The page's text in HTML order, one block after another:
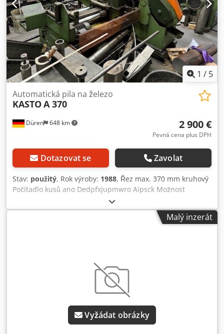
1 / 5
Düren 648 km
Automatická pila na železo
KASTOA 370
2 900 €
Pevná cena plus DPH
Dotazovat se Zavolat
Stav: použitý, Rok výroby: 1988, Řez max. 370 mm kruhový
Počítadlo kusů ano Dedpfxjupmwro Aipsck Možnost
Malý inzerát
Vyžádat obrázky